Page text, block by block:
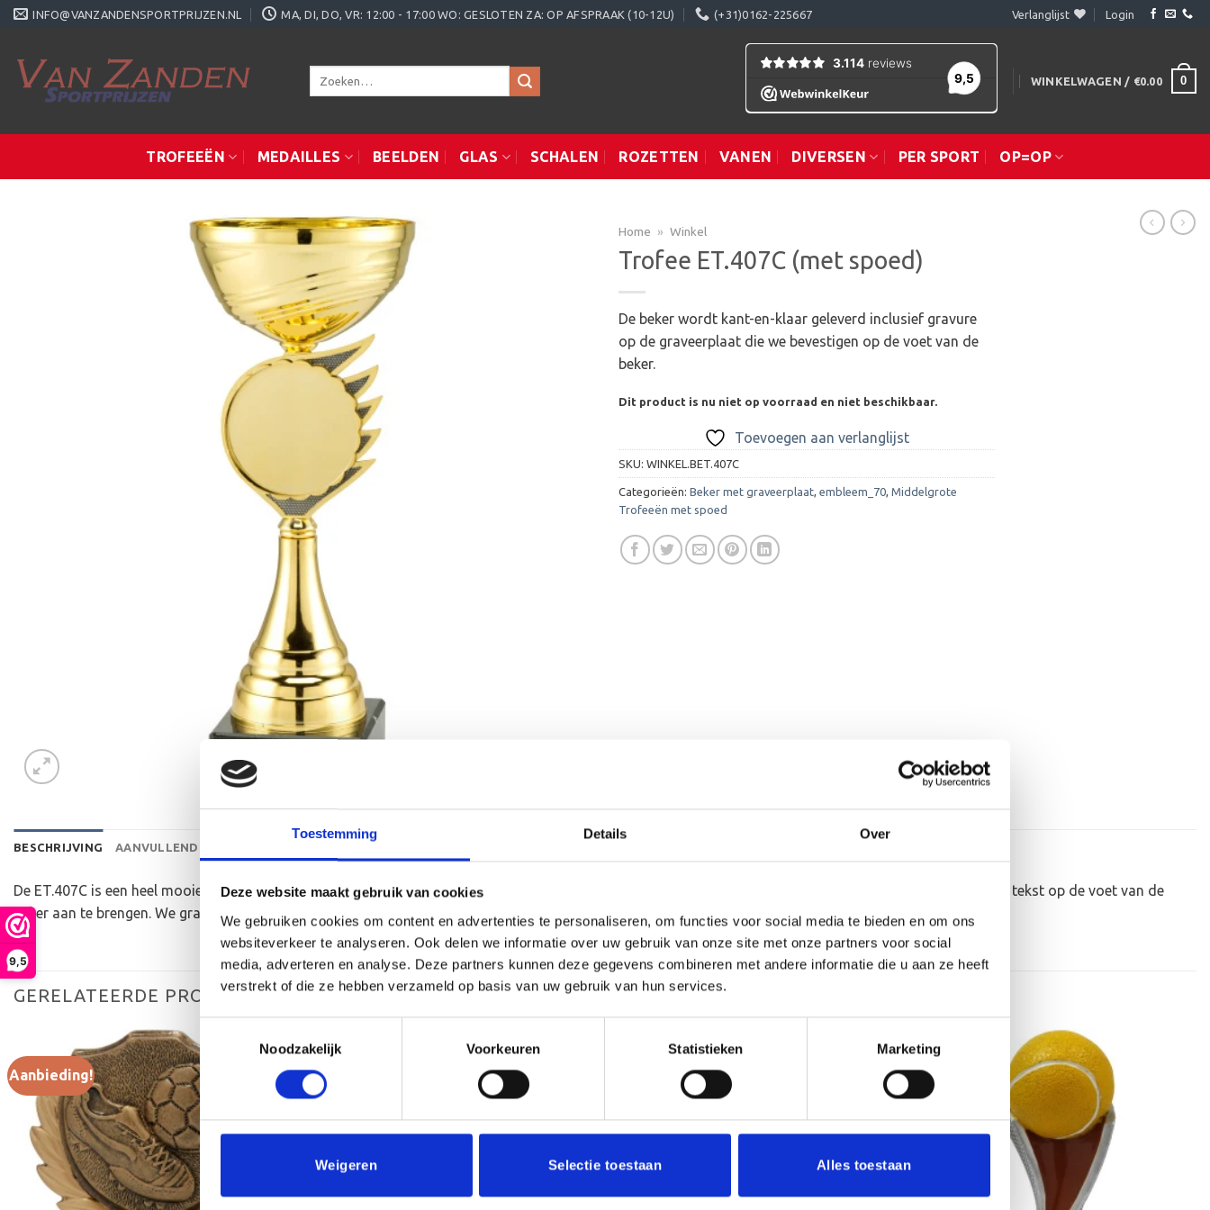
Toestemming Details Over
Deze website maakt gebruik van cookies
We gebruiken cookies om content en advertenties te personaliseren, om functies voor social media te bieden en om ons
websiteverkeer te analyseren. Ook delen we informatie over uw gebruik van onze site met onze partners voor social
media, adverteren en analyse. Deze partners kunnen deze gegevens combineren met andere informatie die u aan ze heeft
verstrekt of die ze hebben verzameld op basis van uw gebruik van hun services.
Noodzakelijk
Voorkeuren Statistieken Marketing
Weigeren Selectie toestaan Alles toestaan
9,5
Ga
INFO@VANZANDENSPORTPRIJZEN.NL MA, DI, DO, VR: 12:00 - 17:00 WO: GESLOTEN ZA: OP AFSPRAAK (10-12U) (+31)0162-225667 Verlanglijst Login
Zoeken
WINKELWAGEN / €0.00 0
TROFEEËN MEDAILLES BEELDEN GLAS SCHALEN ROZETTEN VANEN DIVERSEN PER SPORT OP=OP
Home » Winkel
Trofee ET.407C (met spoed)
De beker wordt kant-en-klaar geleverd inclusief gravure
op de graveerplaat die we bevestigen op de voet van de
beker.
Dit product is nu niet op voorraad en niet beschikbaar.
Toevoegen aan verlanglijst
SKU: WINKEL.BET.407C
Categorieën: Beker met graveerplaat, embleem_70, Middelgrote
Trofeeën met spoed
BESCHRIJVING AANVULLENDE INFORMATIE
De ET.407C is een heel mooie trofee die zeer geschikt is voor ieder (sport)toernooi of businessevenement. We kunnen de beker personaliseren door er een tekst op de voet van de
beker aan te brengen. We graveren de tekst gecentreerd op een aluminium plaatje.
GERELATEERDE PRODUCTEN
Aanbieding!
aan
verlanglijst
aan
verlanglijst
Aanbieding!
aan
verlanglijst
Aanbieding!